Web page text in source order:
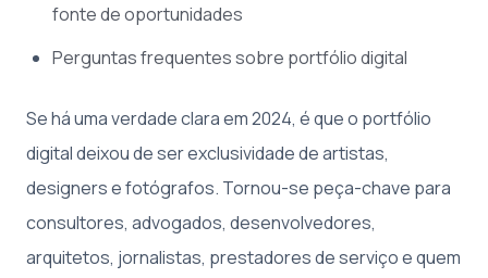
fonte de oportunidades
Perguntas frequentes sobre portfólio digital
Se há uma verdade clara em 2024, é que o portfólio
digital deixou de ser exclusividade de artistas,
designers e fotógrafos. Tornou-se peça-chave para
consultores, advogados, desenvolvedores,
arquitetos, jornalistas, prestadores de serviço e quem